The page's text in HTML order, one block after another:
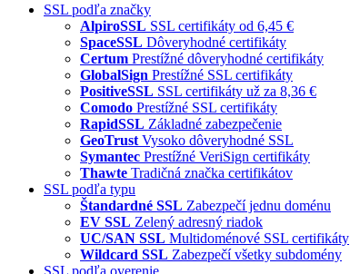
SSL podľa značky
AlpiroSSL SSL certifikáty od 6,45 €
SpaceSSL Dôveryhodné certifikáty
Certum Prestížné dôveryhodné certifikáty
GlobalSign Prestížné SSL certifikáty
PositiveSSL SSL certifikáty už za 8,36 €
Comodo Prestížné SSL certifikáty
RapidSSL Základné zabezpečenie
GeoTrust Vysoko dôveryhodné SSL
Symantec Prestížné VeriSign certifikáty
Thawte Tradičná značka certifikátov
SSL podľa typu
Štandardné SSL Zabezpečí jednu doménu
EV SSL Zelený adresný riadok
UC/SAN SSL Multidoménové SSL certifikáty
Wildcard SSL Zabezpečí všetky subdomény
SSL podľa overenie